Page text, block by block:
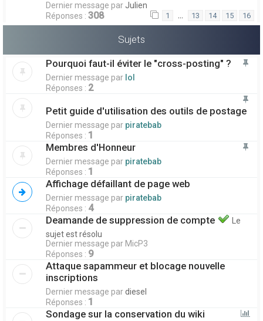
Dernier message par Julien
Réponses : 308 1 … 13 14 15 16
Sujets
Pourquoi faut-il éviter le "cross-posting" ?
Dernier message par lol
Réponses : 2
Petit guide d'utilisation des outils de postage
Dernier message par piratebab
Réponses : 1
Membres d'Honneur
Dernier message par piratebab
Réponses : 1
Affichage défaillant de page web
Dernier message par piratebab
Réponses : 4
Deamande de suppression de compte
Le
sujet est résolu
Dernier message par MicP3
Réponses : 9
Attaque sapammeur et blocage nouvelle
inscriptions
Dernier message pardiesel
Réponses : 1
Sondage sur la conservation du wiki